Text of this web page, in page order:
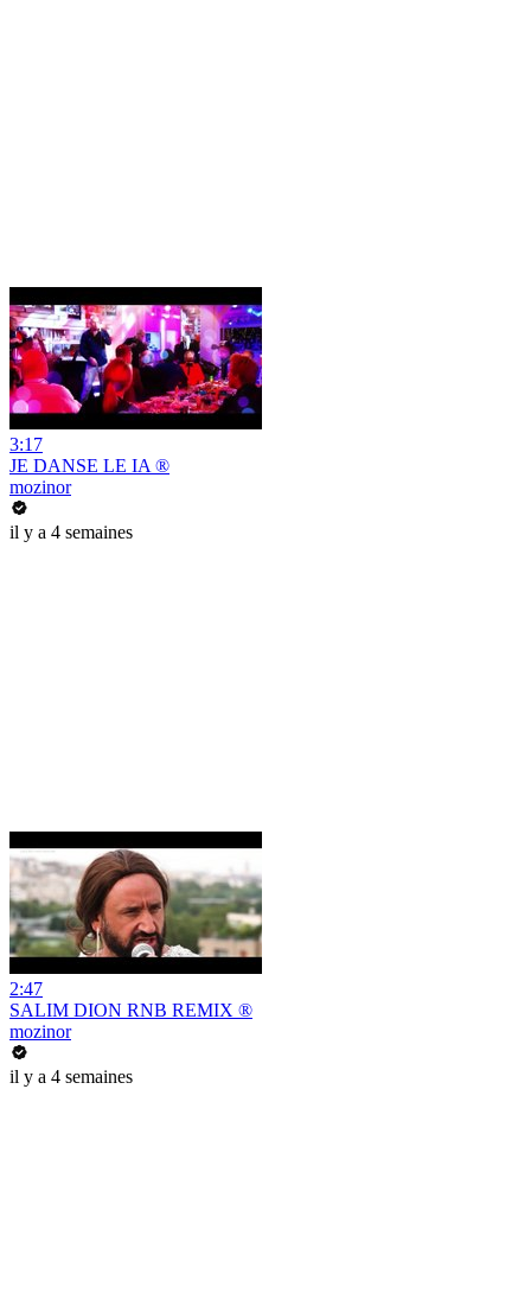
3:17
JE DANSE LE IA ®
mozinor
il y a 4 semaines
2:47
SALIM DION RNB REMIX ®
mozinor
il y a 4 semaines